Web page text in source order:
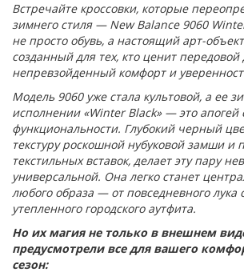
Встречайте кроссовки, которые
зимнего стиля — New Balance 9060
не просто обувь, а настоящий арт-
созданный для тех, кто ценит передовой
непревзойденный комфорт и
Модель 9060 уже стала культовой, а ее
исполнении «Winter Black» — это апогей
функциональности. Глубокий черный
текстуру роскошной нубуковой замши и
текстильных вставок, делает эту пару
универсальной. Она легко станет
любого образа — от повседневного лука
утепленного городского аутфита.
Но их магия не только в внешнем
предусмотрели все для вашего
сезон: